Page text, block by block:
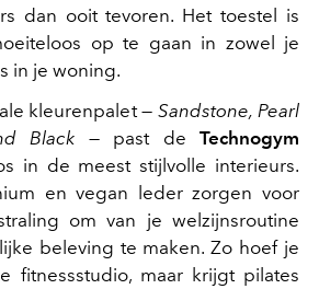
dan ooit tevoren. Het toestel is
op te gaan in zowel je
in je woning.
kleurenpalet —Sandstone, Pearl
Black — past deTechnogym
in de meest stijlvolle interieurs.
en vegan leder zorgen voor
om van je welzijnsroutine
beleving te maken. Zo hoef je
fitnessstudio, maar krijgt pilates